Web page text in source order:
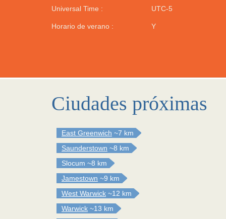
Universal Time : UTC-5
Horario de verano : Y
Ciudades próximas
East Greenwich ~7 km
Saunderstown ~8 km
Slocum ~8 km
Jamestown ~9 km
West Warwick ~12 km
Warwick ~13 km